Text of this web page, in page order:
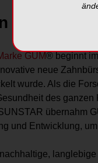
von
GUM® beginnt
neue
wurde. Als die
des
übernahm
und Entwicklung,